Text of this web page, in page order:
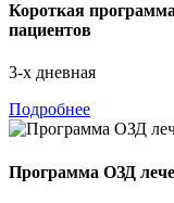
Короткая
пациентов
3-х дневная
Подробнее
Программа ОЗД